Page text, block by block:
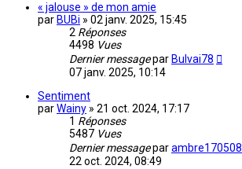
« jalouse » de mon amie
par BUBi » 02 janv. 2025, 15:45
2 Réponses
4498 Vues
Dernier messagepar Bulvai78
07 janv. 2025, 10:14
Sentiment
parWainy » 21 oct. 2024, 17:17
1 Réponses
5487 Vues
Dernier messageparambre170508
22 oct. 2024, 08:49